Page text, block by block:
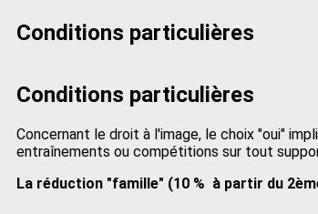
Conditions particulières
Conditions particulières
Concernant le droit à l'image, le choix "oui"
entraînements ou compétitions sur tout
La réduction "famille" (10 % à partir du